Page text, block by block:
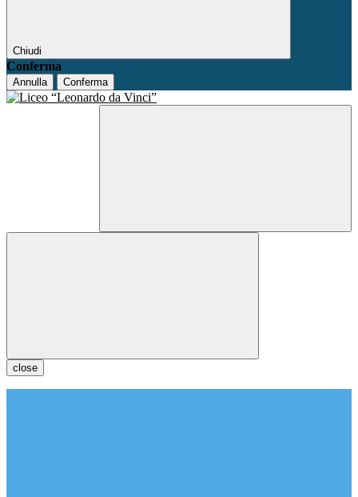
Chiudi
Conferma
Annulla Conferma
close